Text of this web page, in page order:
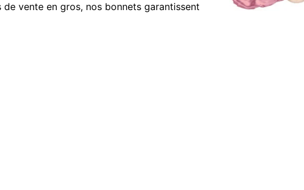
vente en gros, nos bonnets garantissent